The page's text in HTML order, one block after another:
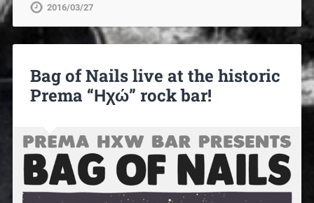
2016/03/27
Bag of Nails live at the historic
Prema “Ηχώ” rock bar!